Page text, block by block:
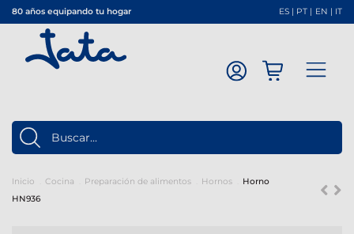
80 años equipando tu hogar ES | PT | EN | IT
Inicio Cocina Preparación de alimentos Hornos
Horno
HN936